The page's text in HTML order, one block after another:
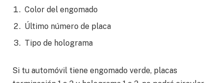
Color del engomado
Último número de placa
Tipo de holograma
Si tu automóvil tiene engomado verde, placas